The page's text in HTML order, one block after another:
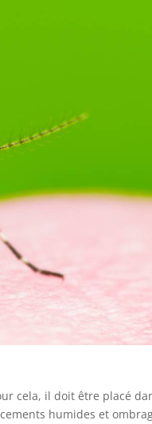
cela, il doit être placé
humides et